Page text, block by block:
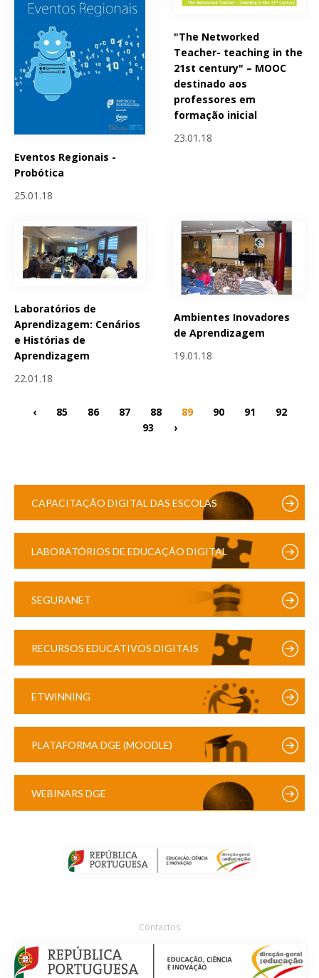
Eventos Regionais -
Probótica
25.01.18
"The Networked
Teacher- teaching in the
21st century" – MOOC
destinado aos
professores em
formação inicial
23.01.18
Laboratórios de
Aprendizagem: Cenários
e Histórias de
Aprendizagem
22.01.18
Ambientes Inovadores
de Aprendizagem
19.01.18
‹ 85 86 87 88 89 90 91
92
93
›
CAPACITAÇÃO DIGITAL DAS ESCOLAS
LABORATÓRIOS DE EDUCAÇÃO DIGITAL
SEGURANET
RECURSOS EDUCATIVOS DIGITAIS
ETWINNING
PLATAFORMA DGE (MOODLE)
WEBINARS DGE
Contactos